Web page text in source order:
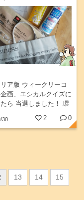
ア版 ウィークリーコ
画、エシカルクイズに
ら 当選しました！ 環
慮された商品をいただき
30 2 0
13 14 15